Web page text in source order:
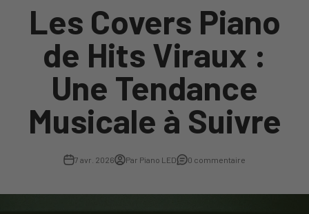
Les Covers Piano
de Hits Viraux :
Une Tendance
Musicale à Suivre
7 avr. 2026 Par Piano LED 0 commentaire